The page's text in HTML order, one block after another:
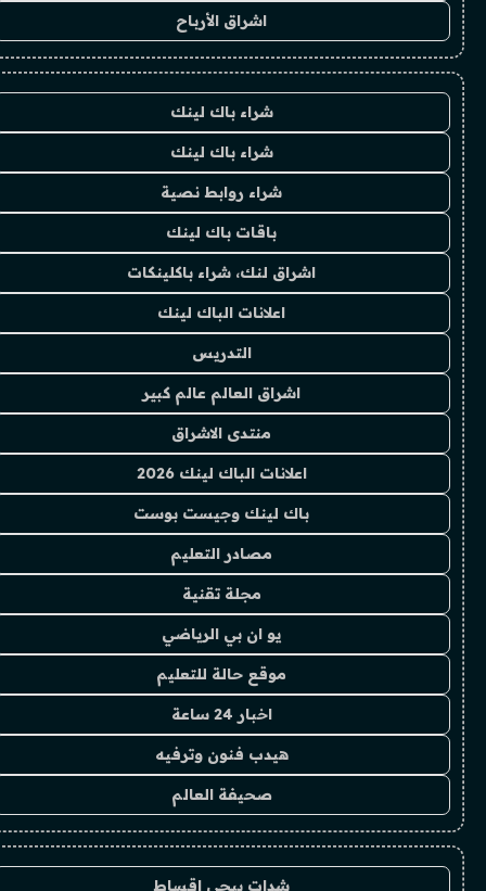
اشراق الأرباح
شراء باك لينك
شراء باك لينك
شراء روابط نصية
باقات باك لينك
اشراق لنك، شراء باكلينكات
اعلانات الباك لينك
التدريس
اشراق العالم عالم كبير
منتدى الاشراق
اعلانات الباك لينك 2026
باك لينك وجيست بوست
مصادر التعليم
مجلة تقنية
يو ان بي الرياضي
موقع حالة للتعليم
اخبار 24 ساعة
هيدب فنون وترفيه
صحيفة العالم
شدات ببجي اقساط